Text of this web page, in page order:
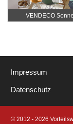
VENDECO
Impressum
Datenschutz
© 2012 - 2026